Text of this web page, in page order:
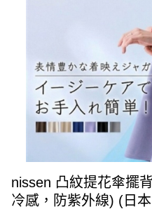
nissen 凸紋提花傘擺
冷感，防紫外線) (日